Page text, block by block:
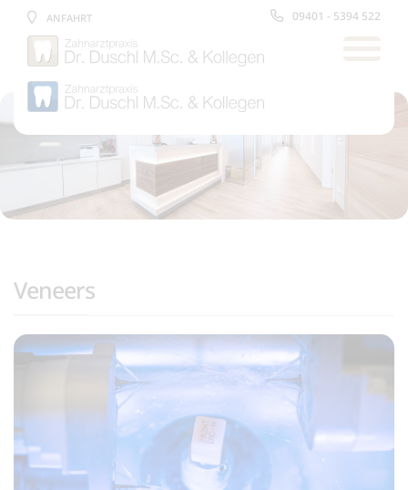
ANFAHRT 09401 - 5394 522
Veneers